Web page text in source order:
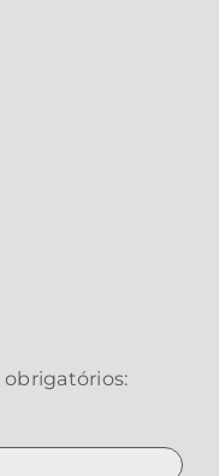
obrigatórios: